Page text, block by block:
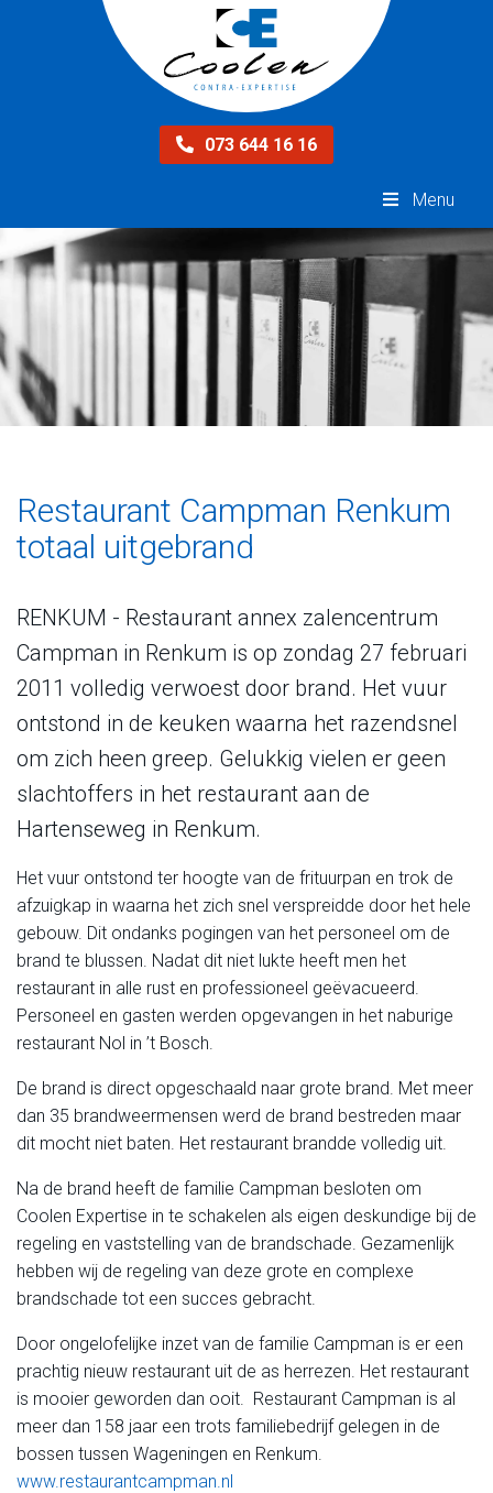
073 644 16 16
Menu
Restaurant Campman Renkum
totaal uitgebrand
RENKUM - Restaurant annex zalencentrum
Campman in Renkum is op zondag 27 februari
2011 volledig verwoest door brand. Het vuur
ontstond in de keuken waarna het razendsnel
om zich heen greep. Gelukkig vielen er geen
slachtoffers in het restaurant aan de
Hartenseweg in Renkum.
Het vuur ontstond ter hoogte van de frituurpan en trok de
afzuigkap in waarna het zich snel verspreidde door het hele
gebouw. Dit ondanks pogingen van het personeel om de
brand te blussen. Nadat dit niet lukte heeft men het
restaurant in alle rust en professioneel geëvacueerd.
Personeel en gasten werden opgevangen in het naburige
restaurant Nol in ’t Bosch.
De brand is direct opgeschaald naar grote brand. Met meer
dan 35 brandweermensen werd de brand bestreden maar
dit mocht niet baten. Het restaurant brandde volledig uit.
Na de brand heeft de familie Campman besloten om
Coolen Expertise in te schakelen als eigen deskundige bij de
regeling en vaststelling van de brandschade. Gezamenlijk
hebben wij de regeling van deze grote en complexe
brandschade tot een succes gebracht.
Door ongelofelijke inzet van de familie Campman is er een
prachtig nieuw restaurant uit de as herrezen. Het restaurant
is mooier geworden dan ooit. Restaurant Campman is al
meer dan 158 jaar een trots familiebedrijf gelegen in de
bossen tussen Wageningen en Renkum.
www.restaurantcampman.nl